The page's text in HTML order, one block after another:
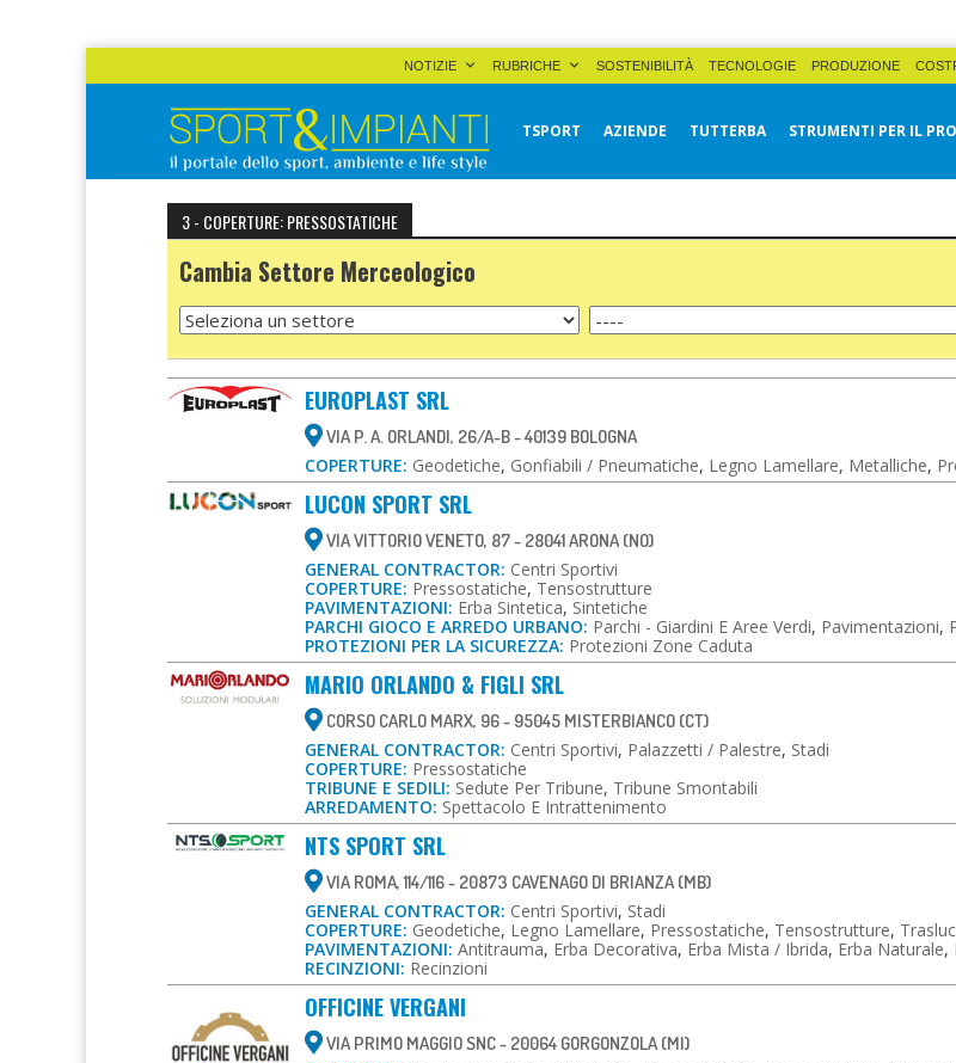
NOTIZIE RUBRICHE SOSTENIBILITÀ TECNOLOGIE PRODUZIONE
Sport&Impianti
TSPORT AZIENDE TUTTERBA STRUMENTI PER IL
3 - COPERTURE: PRESSOSTATICHE
Cambia Settore Merceologico
EUROPLAST SRL
VIA P. A. ORLANDI, 26/A-B - 40139 BOLOGNA
COPERTURE: Geodetiche, Gonfiabili / Pneumatiche, Legno Lamellare, Metalliche,
LUCON SPORT SRL
VIA VITTORIO VENETO, 87 - 28041 ARONA (NO)
GENERAL CONTRACTOR: Centri Sportivi
COPERTURE: Pressostatiche, Tensostrutture
PAVIMENTAZIONI: Erba Sintetica, Sintetiche
PARCHI GIOCO E ARREDO URBANO: Parchi - Giardini E Aree Verdi, Pavimentazioni,
PROTEZIONI PER LA SICUREZZA: Protezioni Zone Caduta
MARIO ORLANDO & FIGLI SRL
CORSO CARLO MARX, 96 - 95045 MISTERBIANCO (CT)
GENERAL CONTRACTOR: Centri Sportivi, Palazzetti / Palestre, Stadi
COPERTURE: Pressostatiche
TRIBUNE E SEDILI: Sedute Per Tribune, Tribune Smontabili
ARREDAMENTO: Spettacolo E Intrattenimento
NTS SPORT SRL
VIA ROMA, 114/116 - 20873 CAVENAGO DI BRIANZA (MB)
GENERAL CONTRACTOR: Centri Sportivi, Stadi
COPERTURE: Geodetiche, Legno Lamellare, Pressostatiche, Tensostrutture,
PAVIMENTAZIONI: Antitrauma, Erba Decorativa, Erba Mista / Ibrida, Erba Naturale,
RECINZIONI: Recinzioni
OFFICINE VERGANI
VIA PRIMO MAGGIO SNC - 20064 GORGONZOLA (MI)